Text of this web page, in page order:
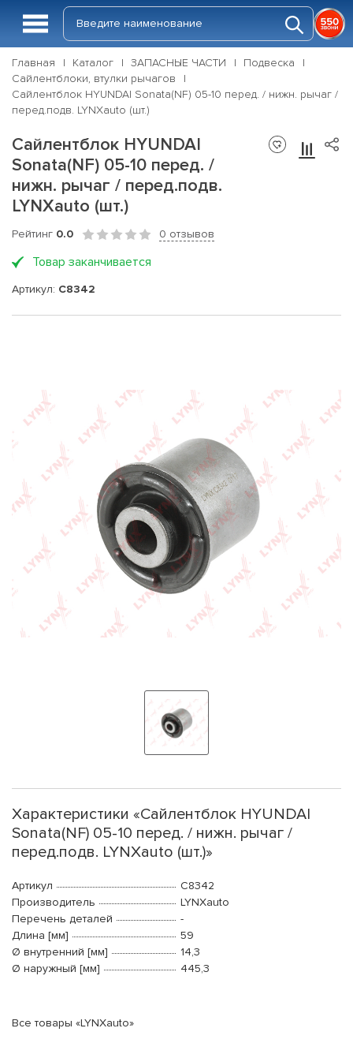
Главная Каталог ЗАПАСНЫЕ ЧАСТИ
Подвеска
Сайлентблоки, втулки рычагов
Сайлентблок HYUNDAI Sonata(NF) 05-10 перед. / нижн. рычаг /
перед.подв. LYNXauto (шт.)
Сайлентблок HYUNDAI
Sonata(NF) 05-10 перед. /
нижн. рычаг / перед.подв.
LYNXauto (шт.)
Рейтинг 0.0 0 отзывов
Товар заканчивается
Артикул: C8342
Характеристики «Сайлентблок HYUNDAI
Sonata(NF) 05-10 перед. / нижн. рычаг /
перед.подв. LYNXauto (шт.)»
Артикул
C8342
Производитель
LYNXauto
Перечень деталей
-
Длина [мм]
59
Ø внутренний [мм]
14,3
Ø наружный [мм]
445,3
Все товары «LYNXauto»